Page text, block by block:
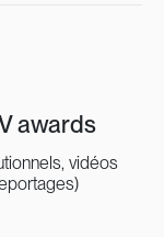
awards
vidéos